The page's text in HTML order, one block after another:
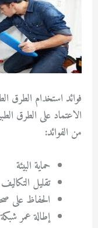
فوائد استخدام الطرق
الاعتماد على الطرق
من الفوائد:
حماية البيئة
تقليل التكاليف
الحفاظ على
إطالة عمر